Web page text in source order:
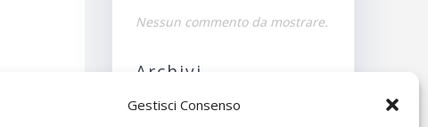
Gestisci Consenso
Nessun commento da mostrare.
Archivi
Nessun archivio da